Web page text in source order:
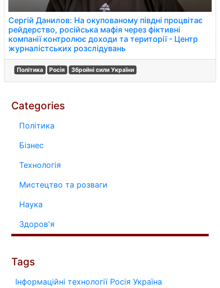
Сергій Данилов: На окупованому півдні процвітає
рейдерство, російська мафія через фіктивні
компанії контролює доходи та території - Центр
журналістських розслідувань
Політика Росія Збройні сили України
Categories
Політика
Бізнес
Технологія
Мистецтво та розваги
Наука
Здоров'я
Tags
Інформаційні технології Росія Україна